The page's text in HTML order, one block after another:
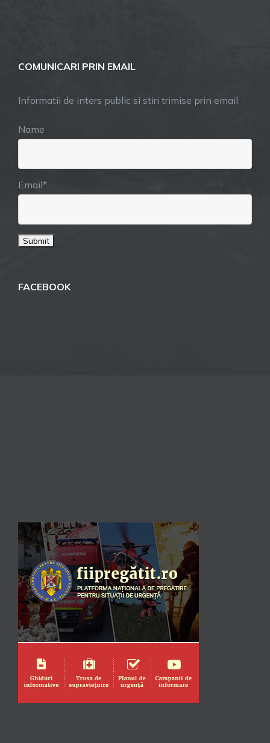
COMUNICARI PRIN EMAIL
Informatii de inters public si stiri trimise prin email
Name
Email*
FACEBOOK